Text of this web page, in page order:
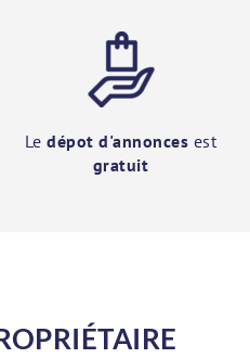
Ledépot d'annonces est
gratuit